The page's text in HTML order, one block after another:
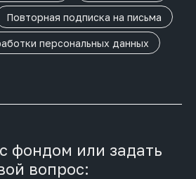
Повторная подписка на письма
персональных данных
фондом или задать
вопрос: